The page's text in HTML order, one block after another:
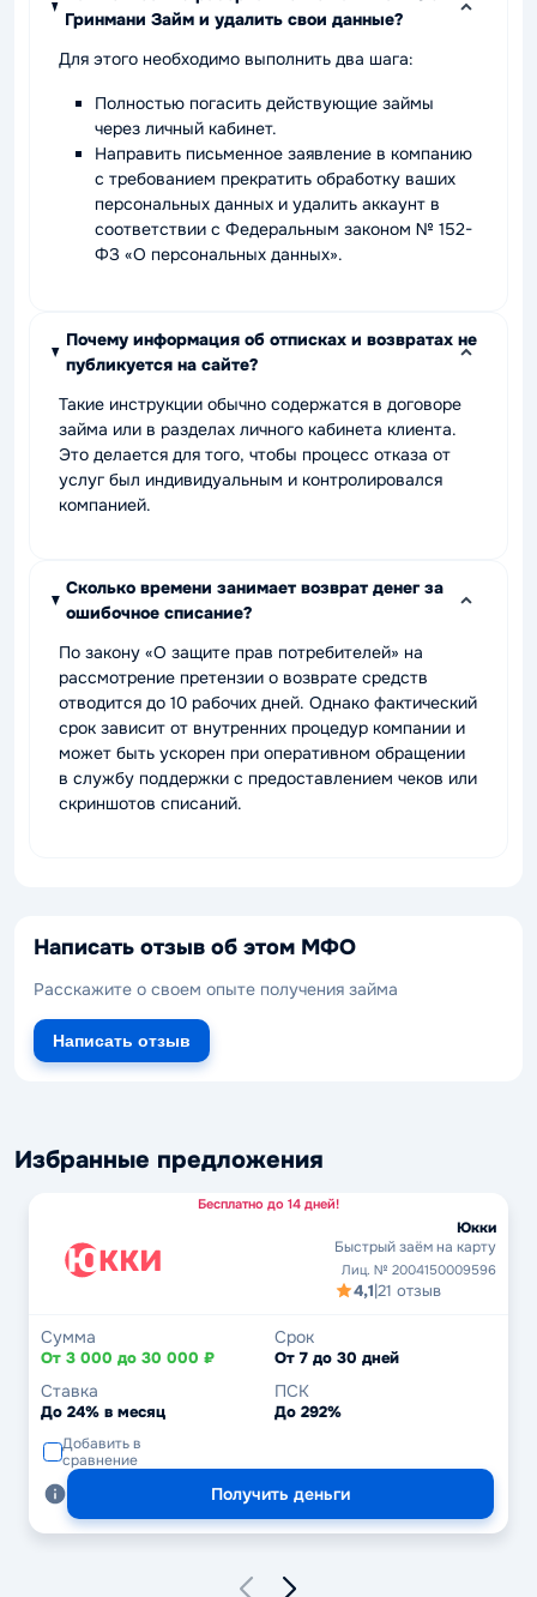
Гринмани Займ и удалить свои данные?
Для этого необходимо выполнить два шага:
Полностью погасить действующие займы
через личный кабинет.
Направить письменное заявление в компанию
с требованием прекратить обработку ваших
персональных данных и удалить аккаунт в
соответствии с Федеральным законом № 152-
ФЗ «О персональных данных».
Почему информация об отписках и возвратах не
публикуется на сайте?
Такие инструкции обычно содержатся в договоре
займа или в разделах личного кабинета клиента.
Это делается для того, чтобы процесс отказа от
услуг был индивидуальным и контролировался
компанией.
Сколько времени занимает возврат денег за
ошибочное списание?
По закону «О защите прав потребителей» на
рассмотрение претензии о возврате средств
отводится до 10 рабочих дней. Однако фактический
срок зависит от внутренних процедур компании и
может быть ускорен при оперативном обращении
в службу поддержки с предоставлением чеков или
скриншотов списаний.
Написать отзыв об этом МФО
Расскажите о своем опыте получения займа
Написать отзыв
Избранные предложения
Бесплатно до 14 дней!
Юкки
Быстрый заём на карту
Лиц. № 2004150009596
4,1|21 отзыв
Сумма
От 3 000 до 30 000 ₽
Срок
От 7 до 30 дней
Ставка
До 24% в месяц
ПСК
До 292%
Добавить в
сравнение
Получить деньги